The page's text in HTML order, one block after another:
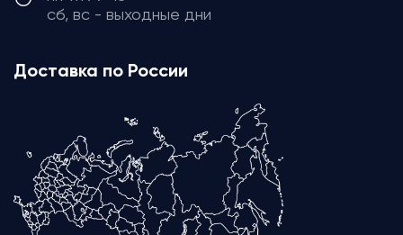
сб, вс - выходные дни
Доставка по России